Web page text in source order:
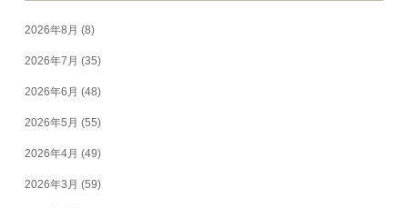
2026年8月 (8)
2026年7月 (35)
2026年6月 (48)
2026年5月 (55)
2026年4月 (49)
2026年3月 (59)